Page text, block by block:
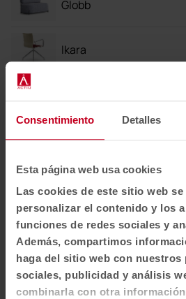
Consentimiento Detalles
Esta página web usa cookies
Las cookies de este sitio web se
personalizar el contenido y los
funciones de redes sociales y
Además, compartimos
haga del sitio web con nuestros
sociales, publicidad y análisis
combinarla con otra
Globb
Ikara
Link
Armario Longo
Meetia